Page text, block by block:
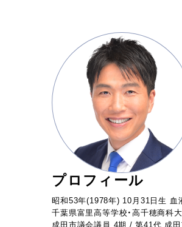
プロフィール
昭和53年(1978年) 10月31日生 血
千葉県富里高等学校・高千穂商科
成田市議会議員 4期 / 第41代 成